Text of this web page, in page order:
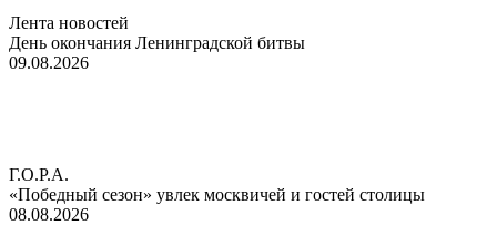
Лента новостей
День окончания Ленинградской битвы
09.08.2026
Г.О.Р.А.
«Победный сезон» увлек москвичей и гостей столицы
08.08.2026